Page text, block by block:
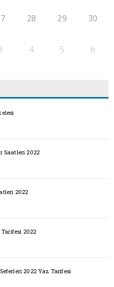
28 29 30
4 5 6
Saatleri 2022
2022
2022
2022 Yaz Tarifesi